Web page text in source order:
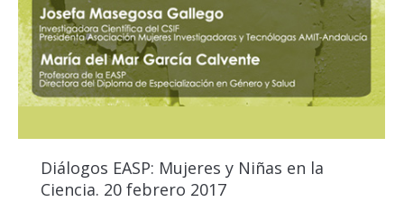
Diálogos EASP: Mujeres y Niñas en la
Ciencia. 20 febrero 2017